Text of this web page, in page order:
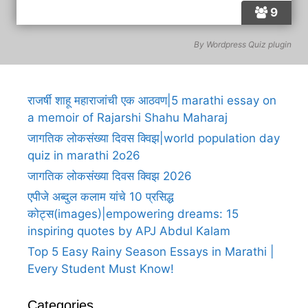
9
By Wordpress Quiz plugin
राजर्षी शाहू महाराजांची एक आठवण|5 marathi essay on
a memoir of Rajarshi Shahu Maharaj
जागतिक लोकसंख्या दिवस क्विझ|world population day
quiz in marathi 2o26
जागतिक लोकसंख्या दिवस क्विझ 2026
एपीजे अब्दुल कलाम यांचे 10 प्रसिद्ध
कोट्स(images)|empowering dreams: 15
inspiring quotes by APJ Abdul Kalam
Top 5 Easy Rainy Season Essays in Marathi |
Every Student Must Know!